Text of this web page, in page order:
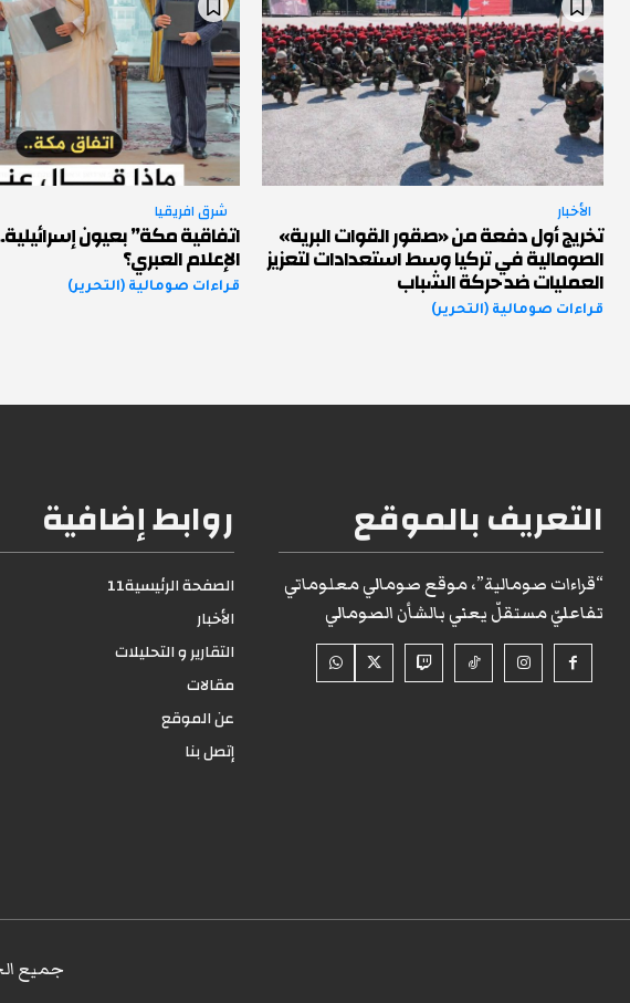
الأخبار
تخريج أول دفعة من «صقور القوات البرية»
الصومالية في تركيا وسط استعدادات لتعزيز
العمليات ضد حركة الشباب
قراءات صومالية (التحرير)
شرق افريقيا
اتفاقية مكة” بعيون
الإعلام العبري؟
قراءات صومالية (التحرير)
روابط إضافية
الصفحة الرئيسية11
الأخبار
التقارير و التحليلات
مقالات
عن الموقع
إتصل بنا
التعريف بالموقع
“قراءات صومالية”، موقع صومالي معلوماتي
تفاعليّ مستقلّ يعني بالشأن الصومالي
جميع